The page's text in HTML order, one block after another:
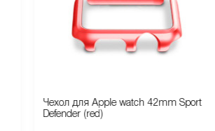
Чехол для Apple watch 42mm Sport
Defender (red)